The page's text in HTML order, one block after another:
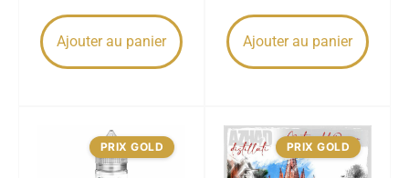
Ajouter au panier Ajouter au panier
PRIX GOLD PRIX GOLD